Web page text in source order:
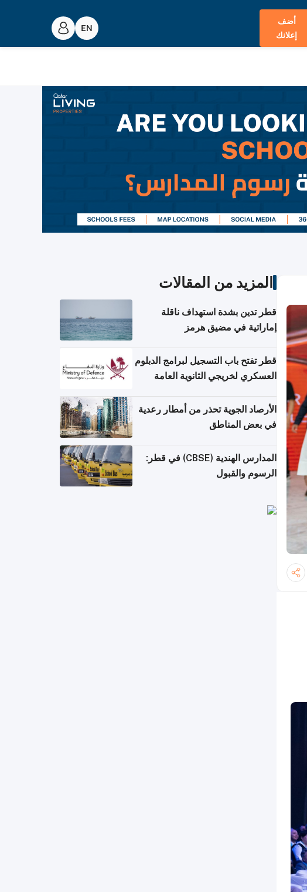
أضف
إعلانك
المزيد من المقالات
قطر تدين بشدة استهداف ناقلة
إماراتية في مضيق هرمز
قطر تفتح باب التسجيل لبرامج الدبلوم
العسكري لخريجي الثانوية العامة
الأرصاد الجوية تحذر من أمطار رعدية
في بعض المناطق
المدارس الهندية (CBSE) في قطر:
الرسوم والقبول